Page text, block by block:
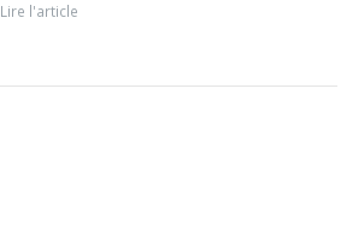
Lire l'article